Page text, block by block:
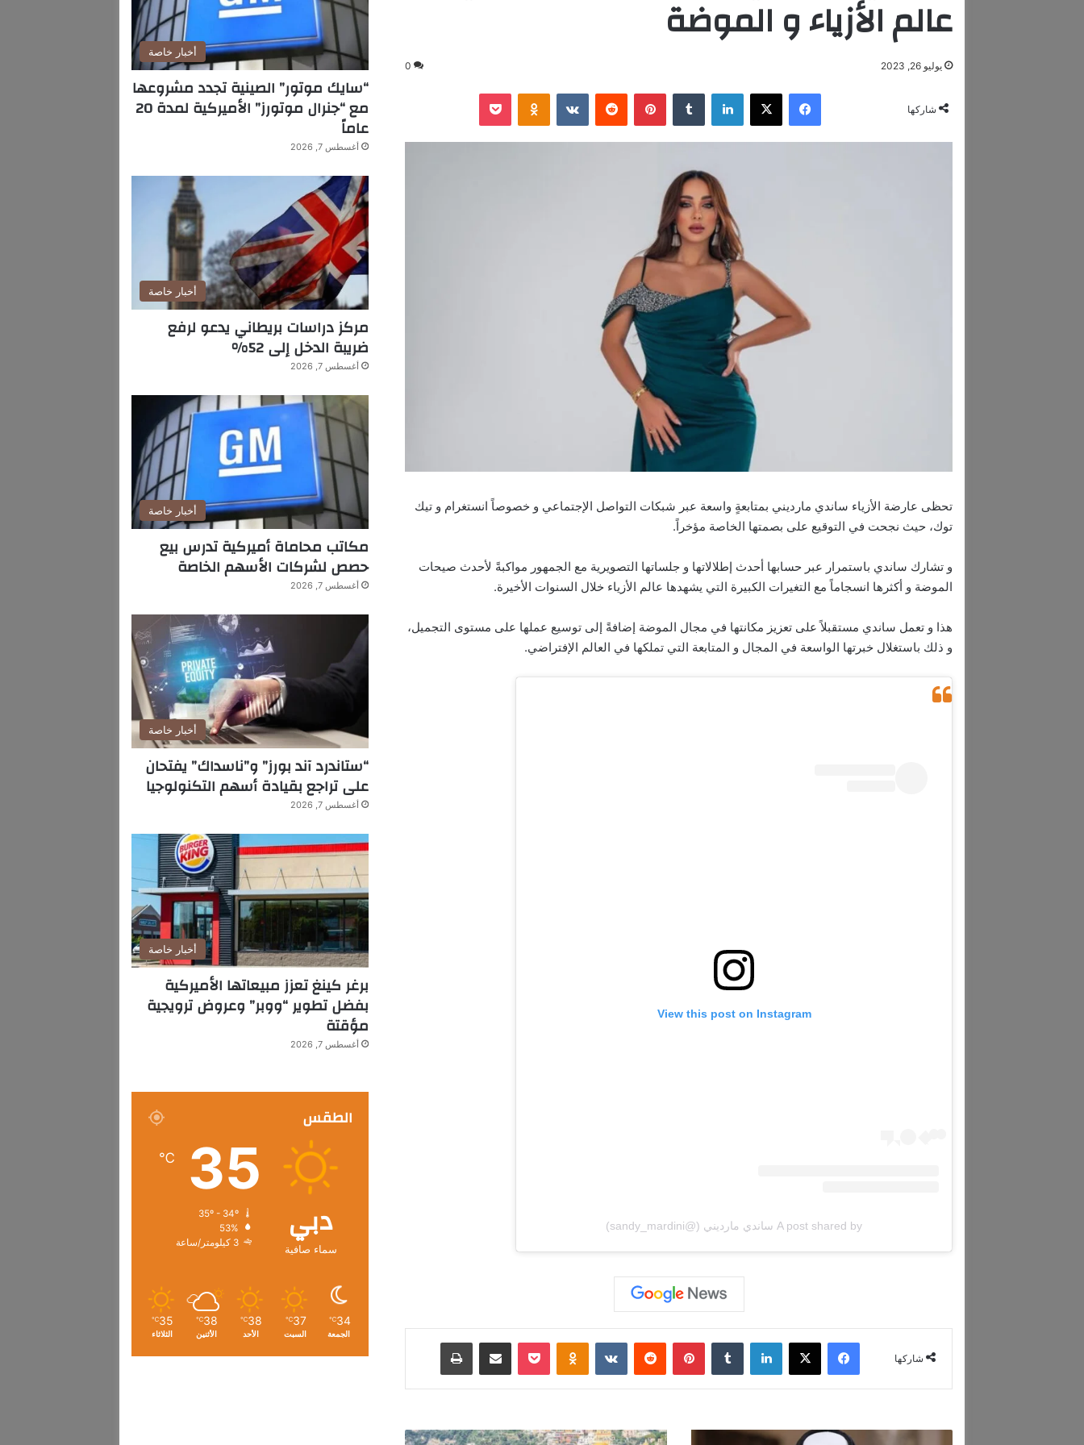
عالم الأزياء و الموضة
يوليو 26, 2023 0
شاركها
فيسبوك ‫X لينكدإن ‏Tumblr بينتيريست ‏Reddit
‏VKontakte
Odnoklassniki
‫Pocket
تحظى عارضة الأزياء ساندي مارديني بمتابعةٍ واسعة عبر شبكات التواصل الإجتماعي و خصوصاً انستغرام و تيك
توك، حيث نجحت في التوقيع على بصمتها الخاصة مؤخراً.
و تشارك ساندي باستمرار عبر حسابها أحدث إطلالاتها و جلساتها التصويرية مع الجمهور مواكبةً لأحدث صيحات
الموضة و أكثرها انسجاماً مع التغيرات الكبيرة التي يشهدها عالم الأزياء خلال السنوات الأخيرة.
هذا و تعمل ساندي مستقبلاً على تعزيز مكانتها في مجال الموضة إضافةً إلى توسيع عملها على مستوى التجميل،
و ذلك باستغلال خبرتها الواسعة في المجال و المتابعة التي تملكها في العالم الإفتراضي.
View this post on Instagram
A post shared by ساندي مارديني (@sandy_mardini)
شاركها
فيسبوك ‫X لينكدإن ‏Tumblr بينتيريست ‏Reddit
‏VKontakte
Odnoklassniki
‫Pocket مشاركة عبر البريد طباعة
ا
أخبار خاصة
“سايك موتور” الصينية تجدد مشروعها
مع “جنرال موتورز” الأميركية لمدة 20
عاماً
أغسطس 7, 2026
أخبار خاصة
مركز دراسات بريطاني يدعو لرفع
ضريبة الدخل إلى 52%
أغسطس 7, 2026
أخبار خاصة
مكاتب محاماة أميركية تدرس بيع
حصص لشركات الأسهم الخاصة
أغسطس 7, 2026
أخبار خاصة
“ستاندرد آند بورز” و”ناسداك” يفتحان
على تراجع بقيادة أسهم التكنولوجيا
أغسطس 7, 2026
أخبار خاصة
برغر كينغ تعزز مبيعاتها الأميركية
بفضل تطوير “ووبر” وعروض ترويجية
مؤقتة
أغسطس 7, 2026
الطقس
دبي
سماء صافية
35
℃
53%
3 كيلومتر/ساعة
34
℃
الجمعة
37
℃
السبت
38
℃
الأحد
38
℃
الأثنين
35
℃
الثلاثاء